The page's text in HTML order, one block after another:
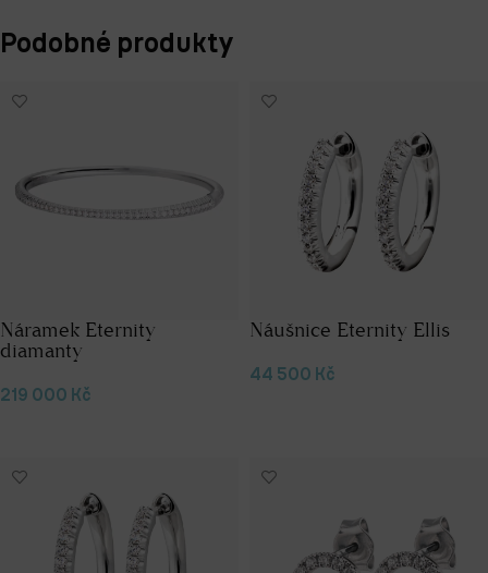
Podobné produkty
Náramek Eternity
diamanty
219 000 Kč
Náušnice Eternity Ellis
44 500 Kč